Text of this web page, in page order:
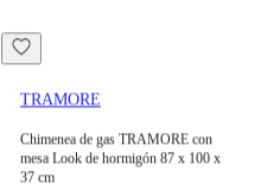
TRAMORE
Chimenea de gas TRAMORE con
mesa Look de hormigón 87 x 100 x
37 cm